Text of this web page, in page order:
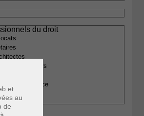
et
au
de
du droit
immobiliers
de justice